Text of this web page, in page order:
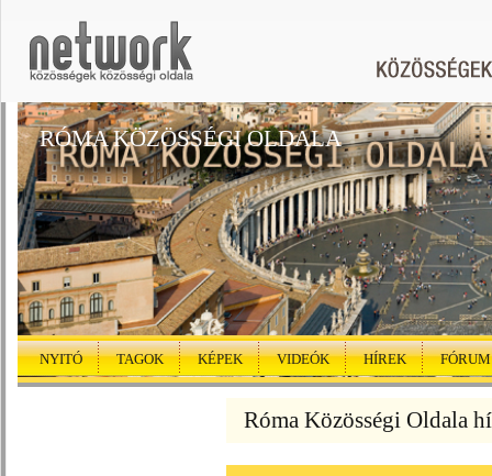
RÓMA KÖZÖSSÉGI OLDALA
NYITÓ TAGOK KÉPEK VIDEÓK HÍREK FÓRUM
Róma Közösségi Oldala